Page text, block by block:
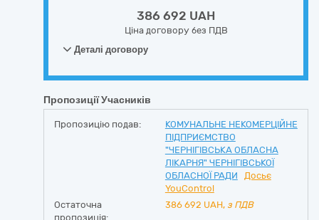
386 692 UAH
Ціна договору без ПДВ
Деталі договору
Пропозиції Учасників
Пропозицію подав:
КОМУНАЛЬНЕ НЕКОМЕРЦІЙНЕ
ПІДПРИЄМСТВО
"ЧЕРНІГІВСЬКА ОБЛАСНА
ЛІКАРНЯ" ЧЕРНІГІВСЬКОЇ
ОБЛАСНОЇ РАДИ
Досьє
YouControl
Остаточна
пропозиція:
386 692 UAH, з ПДВ